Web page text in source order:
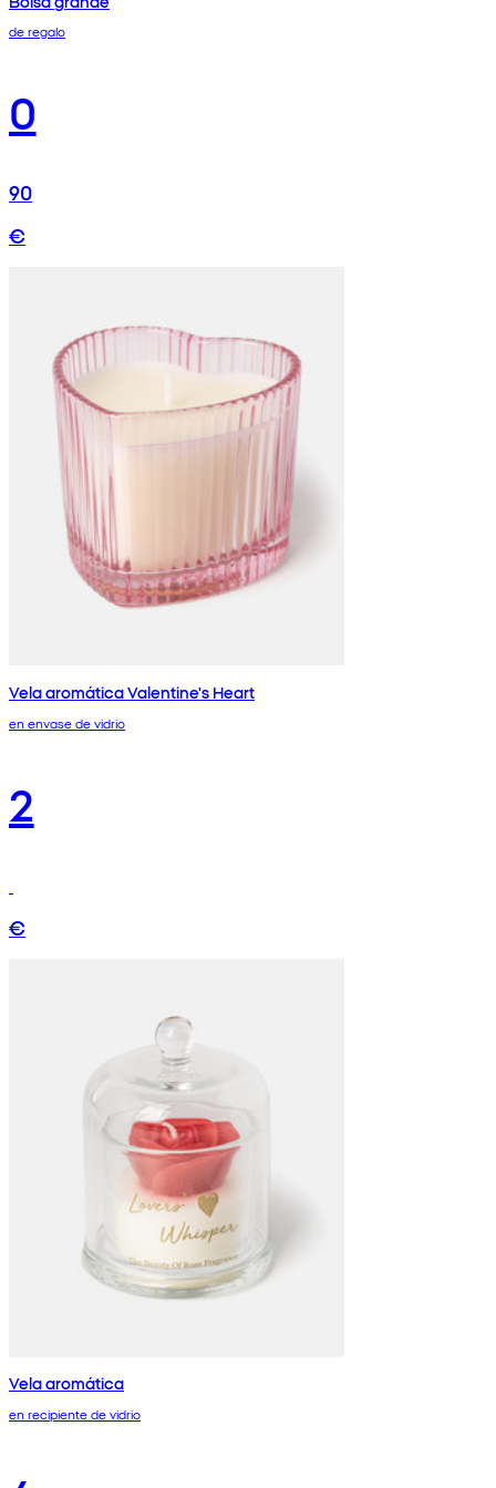
de regalo
0
90
€
Vela aromática Valentine's Heart
en envase de vidrio
2
€
Vela aromática
en recipiente de vidrio